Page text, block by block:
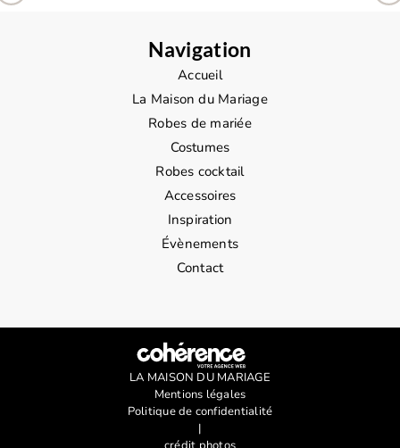
Navigation
Accueil
La Maison du Mariage
Robes de mariée
Costumes
Robes cocktail
Accessoires
Inspiration
Évènements
Contact
LA MAISON DU MARIAGE
Mentions légales
Politique de confidentialité
|